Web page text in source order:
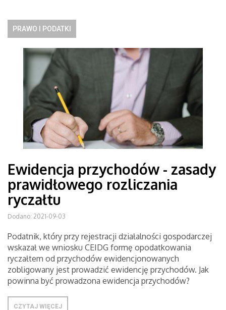
PRAWO I PODATKI
Ewidencja przychodów - zasady
prawidłowego rozliczania
ryczałtu
Dodano: 2021-09-03
Podatnik, który przy rejestracji działalności gospodarczej
wskazał we wniosku CEIDG formę opodatkowania
ryczałtem od przychodów ewidencjonowanych
zobligowany jest prowadzić ewidencję przychodów. Jak
powinna być prowadzona ewidencja przychodów?
CZYTAJ WIĘCEJ